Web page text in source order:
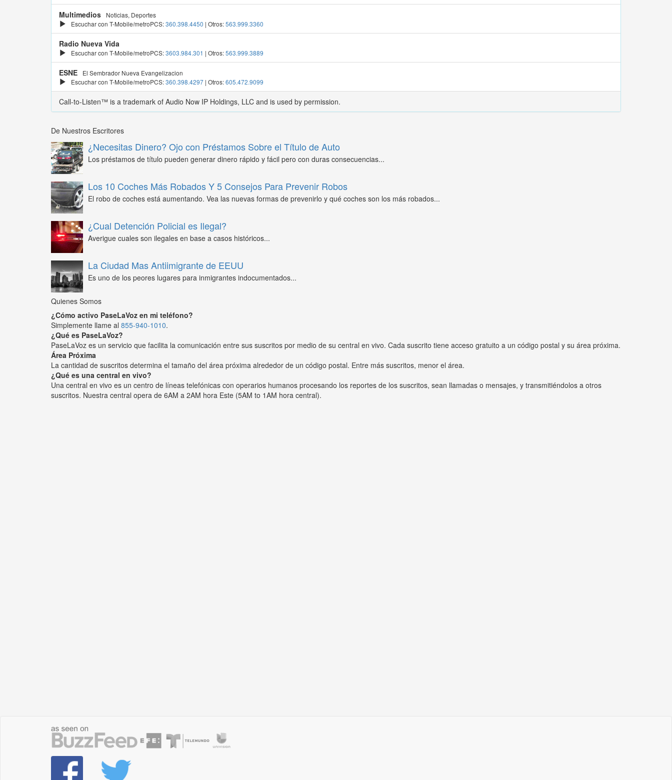
Multimedios
Noticias, Deportes
Escuchar con T-Mobile/metroPCS:360.398.4450 | Otros:563.999.3360
Radio Nueva Vida
Escuchar con T-Mobile/metroPCS:3603.984.301 | Otros:563.999.3889
ESNE
El Sembrador Nueva Evangelizacion
Escuchar con T-Mobile/metroPCS:360.398.4297 | Otros:605.472.9099
Call-to-Listen™ is a trademark of Audio Now IP Holdings, LLC and is used by permission.
De Nuestros Escritores
¿Necesitas Dinero? Ojo con Préstamos Sobre el Título de Auto
Los préstamos de título pueden generar dinero rápido y fácil pero con duras consecuencias...
Los 10 Coches Más Robados Y 5 Consejos Para Prevenir Robos
El robo de coches está aumentando. Vea las nuevas formas de prevenirlo y qué coches son los más robados...
¿Cual Detención Policial es Ilegal?
Averigue cuales son ilegales en base a casos históricos...
La Ciudad Mas Antiimigrante de EEUU
Es uno de los peores lugares para inmigrantes indocumentados...
Quienes Somos
¿Cómo activo PaseLaVoz en mi teléfono?
Simplemente llame al 855-940-1010.
¿Qué es PaseLaVoz?
PaseLaVoz es un servicio que facilita la comunicación entre sus suscritos por medio de su central en vivo. Cada suscrito tiene acceso gratuito a un código postal y su área próxima.
Área Próxima
La cantidad de suscritos determina el tamaño del área próxima alrededor de un código postal. Entre más suscritos, menor el área.
¿Qué es una central en vivo?
Una central en vivo es un centro de líneas telefónicas con operarios humanos procesando los reportes de los suscritos, sean llamadas o mensajes, y transmitiéndolos a otros
suscritos. Nuestra central opera de 6AM a 2AM hora Este (5AM to 1AM hora central).